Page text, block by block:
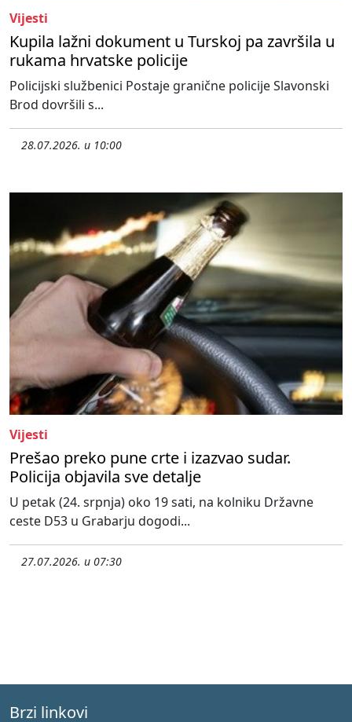
Vijesti
Kupila lažni dokument u Turskoj pa završila u
rukama hrvatske policije
Policijski službenici Postaje granične policije Slavonski
Brod dovršili s...
28.07.2026. u 10:00
Vijesti
Prešao preko pune crte i izazvao sudar.
Policija objavila sve detalje
U petak (24. srpnja) oko 19 sati, na kolniku Državne
ceste D53 u Grabarju dogodi...
27.07.2026. u 07:30
Brzi linkovi